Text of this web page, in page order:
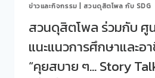
ONE
LAB“
ครั้ง
ที่
435(29)
EP.
ข่าวและกิจกรรม สวนดุสิตโพล กับ SDG
สวนดุสิตโพล ร่วมกับ ศู
แนะแนวการศึกษาและ
“คุยสบาย ๆ… Story